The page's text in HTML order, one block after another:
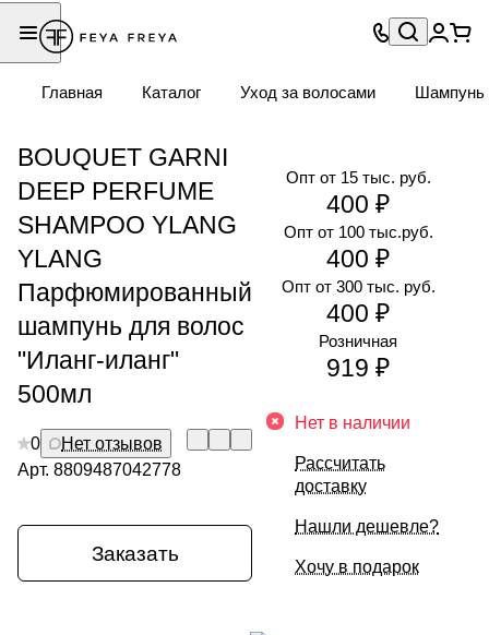
Главная Каталог Уход за волосами Шампунь
BOUQUET GARNI
DEEP PERFUME
SHAMPOO YLANG
YLANG
Парфюмированный
шампунь для волос
"Иланг-иланг"
500мл
0
Нет отзывов
Арт. 8809487042778
Заказать
Опт от 300 тыс. руб.
400 ₽
Опт от 15 тыс. руб.
400 ₽
Опт от 100 тыс.руб.
400 ₽
Розничная
919 ₽
Нет в наличии
Рассчитать
доставку
Нашли дешевле?
Хочу в подарок